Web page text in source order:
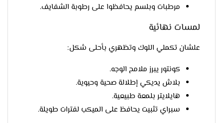
مرطبات وبلسم يحافظوا على رطوبة الشفايف.
لمسات نهائية
علشان تكملي اللوك وتظهري بأحلى شكل:
كونتور يبرز ملامح الوجه.
بلاش يديكي إطلالة صحية وحيوية.
هايلايتر بلمعة طبيعية.
سبراي تثبيت يحافظ على الميكب لفترات طويلة.